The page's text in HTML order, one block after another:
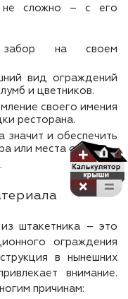
не сложно – с его
забор на своем
вид ограждений
и цветников.
своего имения
ресторана.
значит и обеспечить
или места отдыха.
штакетника – это
ограждения
в нынешних
внимание.
причинам: